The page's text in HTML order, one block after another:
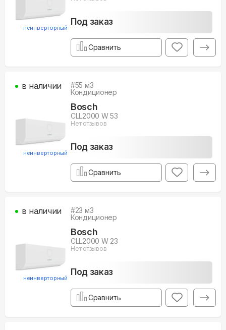
неинверторный
Под заказ
Сравнить
неинверторный
#55 м3
Кондиционер
Bosch
CLL2000 W 53
Нет отзывов
Под заказ
в наличии
Сравнить
неинверторный
#23 м3
Кондиционер
Bosch
CLL2000 W 23
Нет отзывов
Под заказ
в наличии
Сравнить